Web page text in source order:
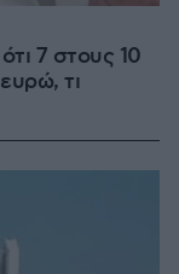
7 στους 10
τι